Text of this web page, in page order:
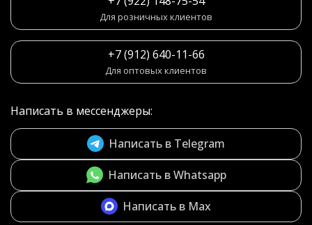
Для розничных клиентов
+7 (912) 640-11-66
Для оптовых клиентов
Написать в мессенджеры:
Написать в Telegram
Написать в Whatsapp
Написать в Max